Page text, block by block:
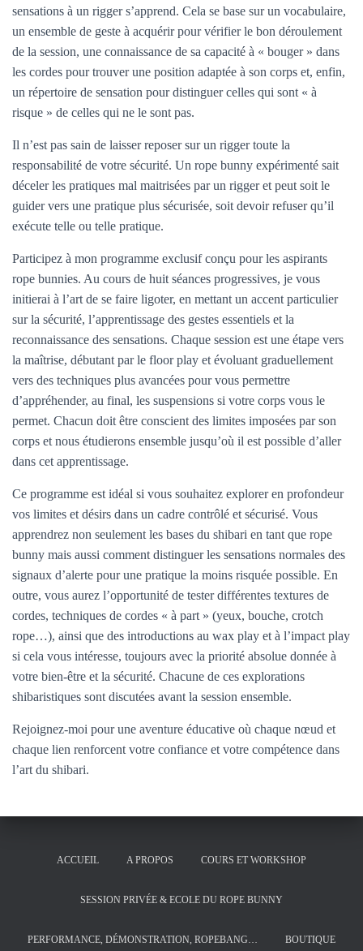
sensations à un rigger s’apprend. Cela se base sur un vocabulaire,
un ensemble de geste à acquérir pour vérifier le bon déroulement
de la session, une connaissance de sa capacité à « bouger » dans
les cordes pour trouver une position adaptée à son corps et, enfin,
un répertoire de sensation pour distinguer celles qui sont « à
risque » de celles qui ne le sont pas.
Il n’est pas sain de laisser reposer sur un rigger toute la
responsabilité de votre sécurité. Un rope bunny expérimenté sait
déceler les pratiques mal maitrisées par un rigger et peut soit le
guider vers une pratique plus sécurisée, soit devoir refuser qu’il
exécute telle ou telle pratique.
Participez à mon programme exclusif conçu pour les aspirants
rope bunnies. Au cours de huit séances progressives, je vous
initierai à l’art de se faire ligoter, en mettant un accent particulier
sur la sécurité, l’apprentissage des gestes essentiels et la
reconnaissance des sensations. Chaque session est une étape vers
la maîtrise, débutant par le floor play et évoluant graduellement
vers des techniques plus avancées pour vous permettre
d’appréhender, au final, les suspensions si votre corps vous le
permet. Chacun doit être conscient des limites imposées par son
corps et nous étudierons ensemble jusqu’où il est possible d’aller
dans cet apprentissage.
Ce programme est idéal si vous souhaitez explorer en profondeur
vos limites et désirs dans un cadre contrôlé et sécurisé. Vous
apprendrez non seulement les bases du shibari en tant que rope
bunny mais aussi comment distinguer les sensations normales des
signaux d’alerte pour une pratique la moins risquée possible. En
outre, vous aurez l’opportunité de tester différentes textures de
cordes, techniques de cordes « à part » (yeux, bouche, crotch
rope…), ainsi que des introductions au wax play et à l’impact play
si cela vous intéresse, toujours avec la priorité absolue donnée à
votre bien-être et la sécurité. Chacune de ces explorations
shibaristiques sont discutées avant la session ensemble.
Rejoignez-moi pour une aventure éducative où chaque nœud et
chaque lien renforcent votre confiance et votre compétence dans
l’art du shibari.
ACCUEIL A PROPOS COURS ET WORKSHOP
SESSION PRIVÉE & ECOLE DU ROPE BUNNY
PERFORMANCE, DÉMONSTRATION, ROPEBANG… BOUTIQUE